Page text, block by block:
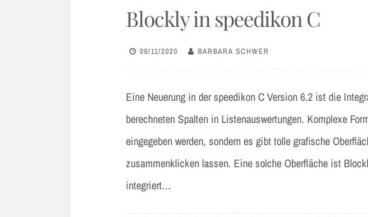
Blockly in speedikon C
09/11/2020 BARBARA SCHWER
Eine Neuerung in der speedikon C Version 6.2 ist die
berechneten Spalten in Listenauswertungen. Komplexe
eingegeben werden, sondern es gibt tolle grafische
zusammenklicken lassen. Eine solche Oberfläche ist
integriert…